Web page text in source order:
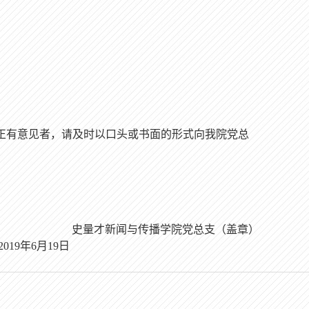
有意见者，请及时以口头或书面的形式向我院党总
史量才新闻与传播学院党总支（盖章）
年6月 19 日